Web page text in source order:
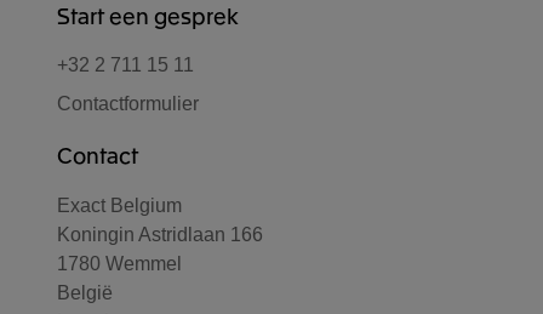
Start een gesprek
+32 2 711 15 11
Contactformulier
Contact
Exact Belgium
Koningin Astridlaan 166
1780 Wemmel
België